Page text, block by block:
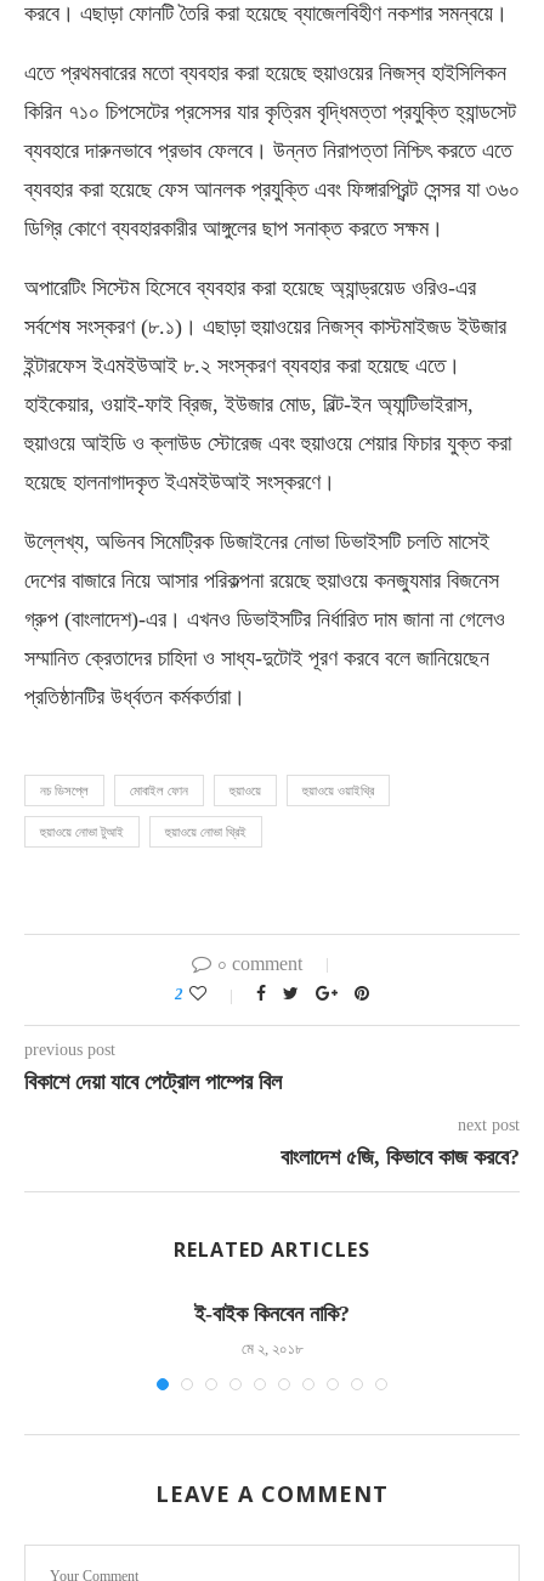
করবে। এছাড়া ফোনটি তৈরি করা হয়েছে ব্যাজেলবিহীণ নকশার সমন্বয়ে।
এতে প্রথমবারের মতো ব্যবহার করা হয়েছে হুয়াওয়ের নিজস্ব হাইসিলিকন
কিরিন ৭১০ চিপসেটের প্রসেসর যার কৃত্রিম বৃদ্ধিমত্তা প্রযুক্তি হ্যান্ডসেট
ব্যবহারে দারুনভাবে প্রভাব ফেলবে। উন্নত নিরাপত্তা নিশ্চিৎ করতে এতে
ব্যবহার করা হয়েছে ফেস আনলক প্রযুক্তি এবং ফিঙ্গারপ্রিন্ট সেন্সর যা ৩৬০
ডিগ্রি কোণে ব্যবহারকারীর আঙ্গুলের ছাপ সনাক্ত করতে সক্ষম।
অপারেটিং সিস্টেম হিসেবে ব্যবহার করা হয়েছে অ্যান্ড্রয়েড ওরিও-এর
সর্বশেষ সংস্করণ (৮.১)। এছাড়া হুয়াওয়ের নিজস্ব কাস্টমাইজড ইউজার
ইন্টারফেস ইএমইউআই ৮.২ সংস্করণ ব্যবহার করা হয়েছে এতে।
হাইকেয়ার, ওয়াই-ফাই ব্রিজ, ইউজার মোড, বিল্ট-ইন অ্যান্টিভাইরাস,
হুয়াওয়ে আইডি ও ক্লাউড স্টোরেজ এবং হুয়াওয়ে শেয়ার ফিচার যুক্ত করা
হয়েছে হালনাগাদকৃত ইএমইউআই সংস্করণে।
উল্লেখ্য, অভিনব সিমেট্রিক ডিজাইনের নোভা ডিভাইসটি চলতি মাসেই
দেশের বাজারে নিয়ে আসার পরিকল্পনা রয়েছে হুয়াওয়ে কনজ্যুমার বিজনেস
গ্রুপ (বাংলাদেশ)-এর। এখনও ডিভাইসটির নির্ধারিত দাম জানা না গেলেও
সম্মানিত ক্রেতাদের চাহিদা ও সাধ্য-দুটোই পূরণ করবে বলে জানিয়েছেন
প্রতিষ্ঠানটির উর্ধ্বতন কর্মকর্তারা।
নচ ডিসপ্লে মোবাইল ফোন হুয়াওয়ে হুয়াওয়ে ওয়াইথ্রি
হুয়াওয়ে নোভা টুআই হুয়াওয়ে নোভা থ্রিই
০ comment
2
previous post
বিকাশে দেয়া যাবে পেট্রোল পাম্পের বিল
next post
বাংলাদেশ ৫জি, কিভাবে কাজ করবে?
RELATED ARTICLES
ই-বাইক কিনবেন নাকি?
মে ২, ২০১৮
LEAVE A COMMENT